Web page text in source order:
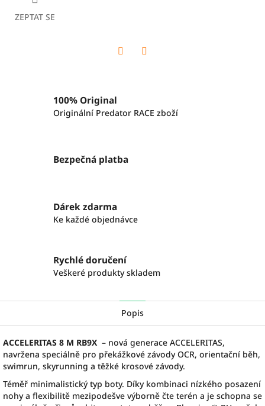
ZEPTAT SE
100% Original
Originální Predator RACE zboží
Bezpečná platba
Dárek zdarma
Ke každé objednávce
Rychlé doručení
Veškeré produkty skladem
Popis
ACCELERITAS 8 M RB9X – nová generace ACCELERITAS,
navržena speciálně pro překážkové závody OCR, orientační běh,
swimrun, skyrunning a těžké krosové závody.
Téměř minimalistický typ boty. Díky kombinaci nízkého posazení
nohy a flexibilitě mezipodešve výborně čte terén a je schopna se